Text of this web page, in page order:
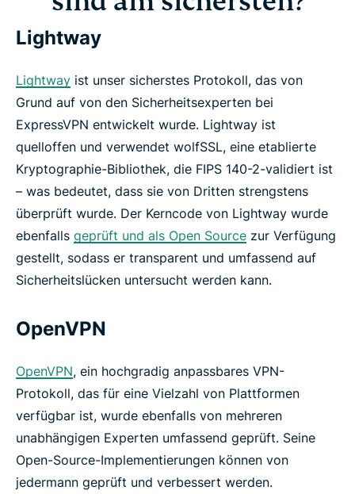
Lightway
Lightway ist unser sicherstes Protokoll, das von
Grund auf von den Sicherheitsexperten bei
ExpressVPN entwickelt wurde. Lightway ist
quelloffen und verwendet wolfSSL, eine etablierte
Kryptographie-Bibliothek, die FIPS 140-2-validiert ist
– was bedeutet, dass sie von Dritten strengstens
überprüft wurde. Der Kerncode von Lightway wurde
ebenfalls geprüft und als Open Source zur Verfügung
gestellt, sodass er transparent und umfassend auf
Sicherheitslücken untersucht werden kann.
OpenVPN
OpenVPN, ein hochgradig anpassbares VPN-
Protokoll, das für eine Vielzahl von Plattformen
verfügbar ist, wurde ebenfalls von mehreren
unabhängigen Experten umfassend geprüft. Seine
Open-Source-Implementierungen können von
jedermann geprüft und verbessert werden.